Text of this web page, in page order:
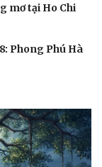
mơ tại Ho Chi
Phong Phú Hà